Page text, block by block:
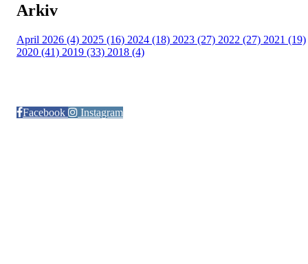
Arkiv
April 2026 (4) 2025 (16) 2024 (18) 2023 (27) 2022 (27) 2021 (19)
2020 (41) 2019 (33) 2018 (4)
Facebook
Instagram